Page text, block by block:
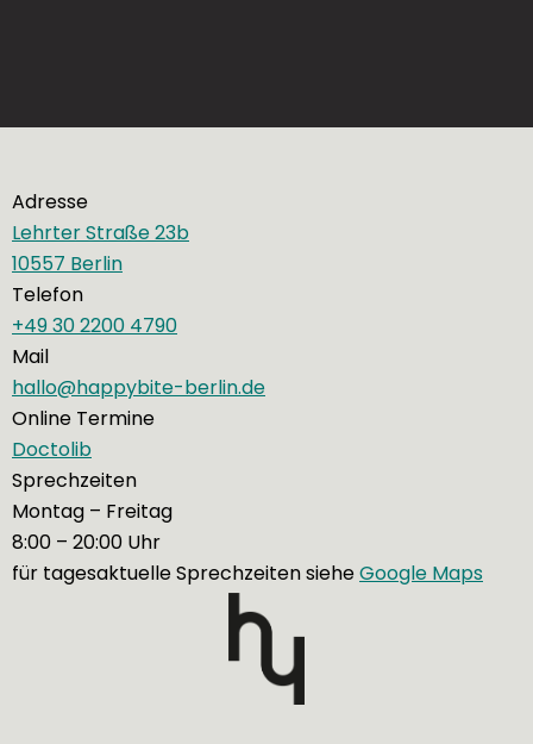
Adresse
Lehrter Straße 23b
10557 Berlin
Telefon
+49 30 2200 4790
Mail
hallo@happybite-berlin.de
Online Termine
Doctolib
Sprechzeiten
Montag – Freitag
8:00 – 20:00 Uhr
für tagesaktuelle Sprechzeiten sieheGoogle Maps